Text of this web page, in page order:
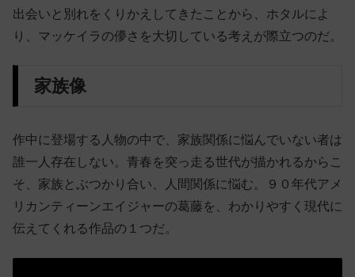
出会いと別れをくりかえしてきたことから、ホタルによ
り、マッケイラの儚さを大切している考えが際立つのだ。
家族像
作中に登場する人物の中で、家族関係に悩んでいない者は
誰一人存在しない。青春を突っ走る世代が描かれるからこ
そ、家族とぶつかり合い、人間関係に悩む。９０年代アメ
リカンティーンエイジャーの葛藤を、わかりやすく現代に
伝えてくれる作品の１つだ。